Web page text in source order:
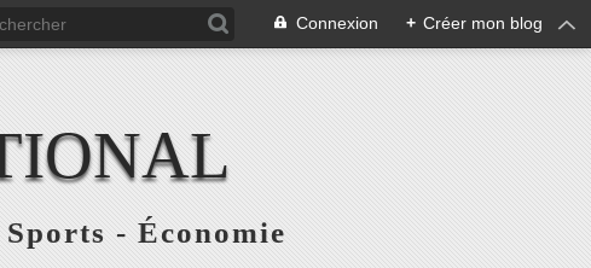
Connexion + Créer mon blog
- Économie